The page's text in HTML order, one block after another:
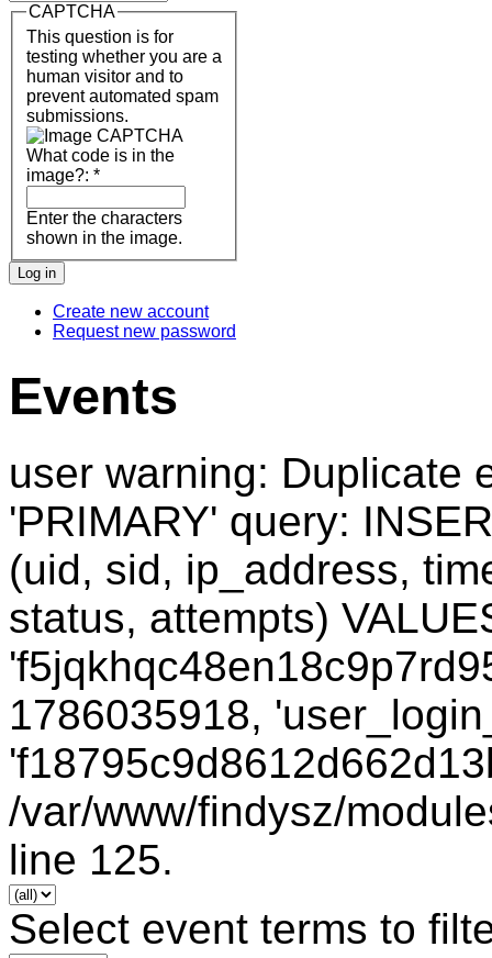
CAPTCHA
This question is for
testing whether you are a
human visitor and to
prevent automated spam
submissions.
What code is in the
image?: *
Enter the characters
shown in the image.
Create new account
Request new password
Events
user warning: Duplicate
'PRIMARY' query:
(uid, sid, ip_address,
status, attempts)
1786035918,
/var/www/findysz/
line 125.
Select event terms to